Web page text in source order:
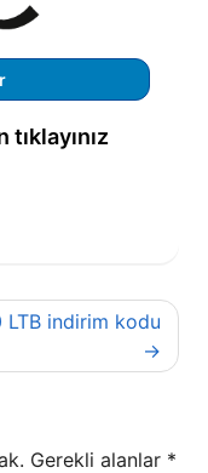
LTB indirim kodu
Gerekli alanlar *